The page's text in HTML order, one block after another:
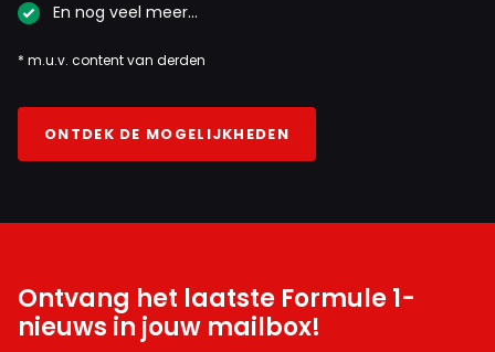
En nog veel meer…
* m.u.v. content van derden
ONTDEK DE MOGELIJKHEDEN
Ontvang het laatste Formule 1-
nieuws in jouw mailbox!